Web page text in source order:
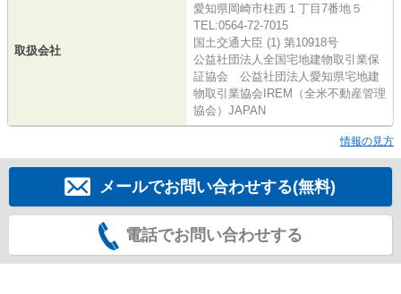
取扱会社
愛知県岡崎市柱西１丁目7番地５
TEL:0564-72-7015
国土交通大臣 (1) 第10918号
公益社団法人全国宅地建物取引業保
証協会 公益社団法人愛知県宅地建
物取引業協会IREM（全米不動産管理
協会）JAPAN
情報の見方
メールでお問い合わせする(無料)
電話でお問い合わせする